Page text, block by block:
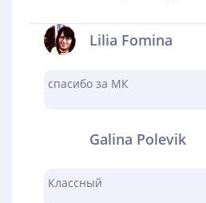
Lilia Fomina
спасибо за МК
Galina Polevik
Классный